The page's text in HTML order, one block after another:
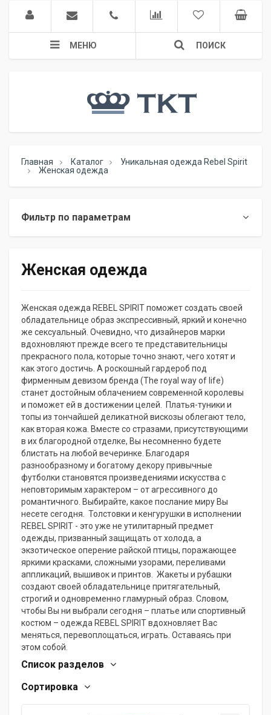
МЕНЮ ПОИСК
Главная Каталог
Уникальная одежда Rebel Spirit
Женская одежда
Фильтр по параметрам
Женская одежда
Женская одежда REBEL SPIRIT поможет создать своей
обладательнице образ экспрессивный, яркий и конечно
же сексуальный. Очевидно, что дизайнеров марки
вдохновляют прежде всего те представительницы
прекрасного пола, которые точно знают, чего хотят и
как этого достичь. А роскошный гардероб под
фирменным девизом бренда (The royal way of life)
станет достойным облачением современной королевы
и поможет ей в достижении целей. Платья-туники и
топы из тончайшей деликатной вискозы облегают тело,
как вторая кожа. Вместе со стразами, присутствующими
в их благородной отделке, Вы несомненно будете
блистать на любой вечеринке. Благодаря
разнообразному и богатому декору привычные
футболки становятся произведениями искусства с
неповторимым характером – от агрессивного до
романтичного. Выбирайте, какое послание миру Вы
несете сегодня. Толстовки и кенгурушки в исполнении
REBEL SPIRIT - это уже не утилитарный предмет
одежды, призванный защищать от холода, а
экзотическое оперение райской птицы, поражающее
яркими красками, сложными узорами, переливами
аппликаций, вышивок и принтов. Жакеты и рубашки
создают своей обладательнице притягательный,
строгий и одновременно гламурный образ. Словом,
чтобы Вы ни выбрали сегодня – платье или спортивный
костюм – одежда REBEL SPIRIT вдохновляет Вас
меняться, перевоплощаться, играть. Оставаясь при
этом собой.
Список разделов
Сортировка